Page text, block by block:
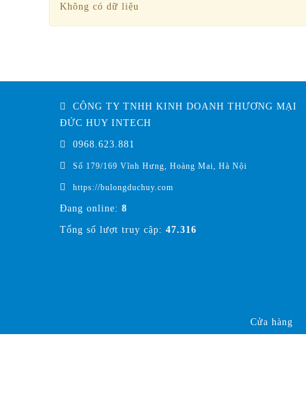
Không có dữ liệu
CÔNG TY TNHH KINH DOANH THƯƠNG MẠI
ĐỨC HUY INTECH
0968.623.881
Số 179/169 Vĩnh Hưng, Hoàng Mai, Hà Nội
https://bulongduchuy.com
Đang online: 8
Tổng số lượt truy cập: 47.316
Cửa hàng